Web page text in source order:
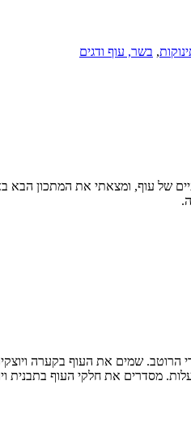
, בשר, עוף ודגים
של עוף, ומצאתי את המתכון הבא
הרוטב. שמים את העוף בקערה